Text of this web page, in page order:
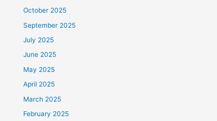
October 2025
September 2025
July 2025
June 2025
May 2025
April 2025
March 2025
February 2025